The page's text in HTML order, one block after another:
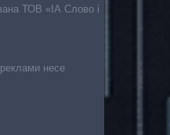
ТОВ «ІА Слово і
реклами несе